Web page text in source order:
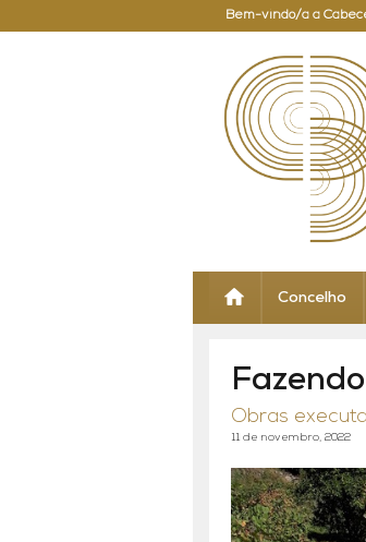
Bem-vindo/a a
Concelho
Obras
11 de novembro, 2022